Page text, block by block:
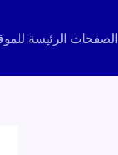
الصفحات الرئيسة